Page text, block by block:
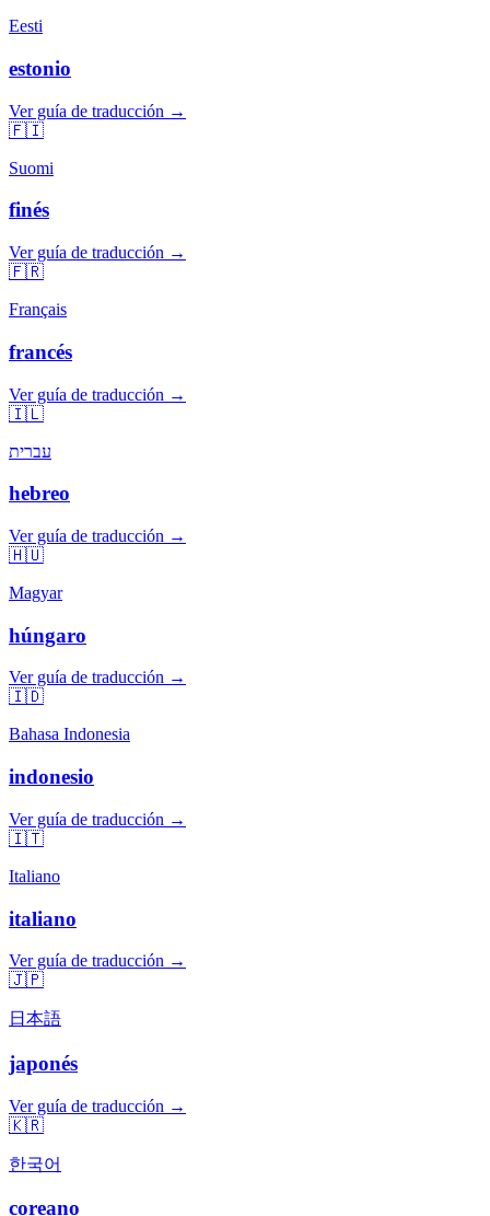
Eesti
estonio
Ver guía de traducción →
🇫🇮
Suomi
finés
Ver guía de traducción →
🇫🇷
Français
francés
Ver guía de traducción →
🇮🇱
עברית
hebreo
Ver guía de traducción →
🇭🇺
Magyar
húngaro
Ver guía de traducción →
🇮🇩
Bahasa Indonesia
indonesio
Ver guía de traducción →
🇮🇹
Italiano
italiano
Ver guía de traducción →
🇯🇵
日本語
japonés
Ver guía de traducción →
🇰🇷
한국어
coreano